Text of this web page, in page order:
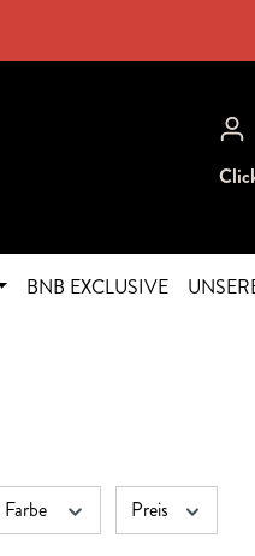
BNB EXCLUSIVE
Farbe Preis